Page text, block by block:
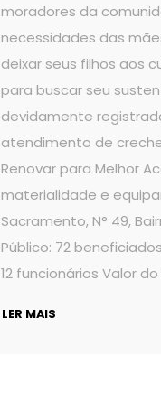
moradores da
necessidades das
deixar seus filhos aos
para buscar seu
devidamente
atendimento de
Renovar para Melhor
materialidade e
Sacramento, N° 49,
Público: 72
12 funcionários Valor do
LER MAIS